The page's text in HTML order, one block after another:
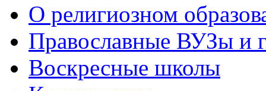
О религиозном
Православные ВУЗы и
Воскресные школы